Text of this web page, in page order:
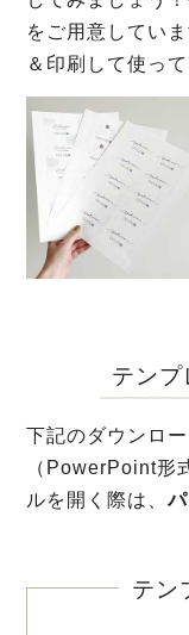
をご用意してい
＆印刷して使っ
テンプ
下記のダウンロ
（PowerPoint形
ルを開く際は、
テン